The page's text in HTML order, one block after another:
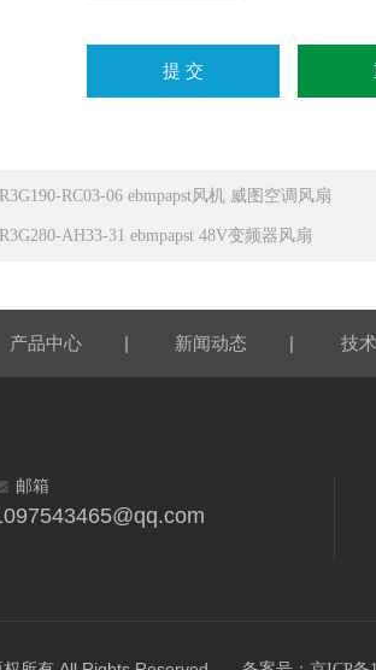
R3G190-RC03-06 ebmpapst风机 威图空调风扇
R3G280-AH33-31 ebmpapst 48V变频器风扇
产品中心 | 新闻动态 | 技
邮箱